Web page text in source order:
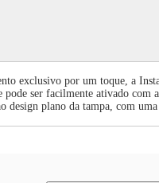
exclusivo por um toque, a
ser facilmente ativado
plano da tampa, com